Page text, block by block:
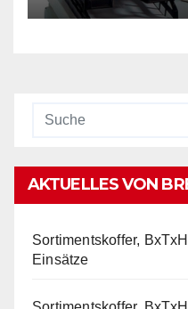
AKTUELLES VON
Sortimentskoffer,
Einsätze